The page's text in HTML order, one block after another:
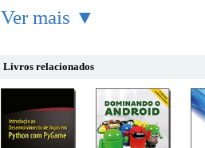
Ver mais ▼
Livros relacionados